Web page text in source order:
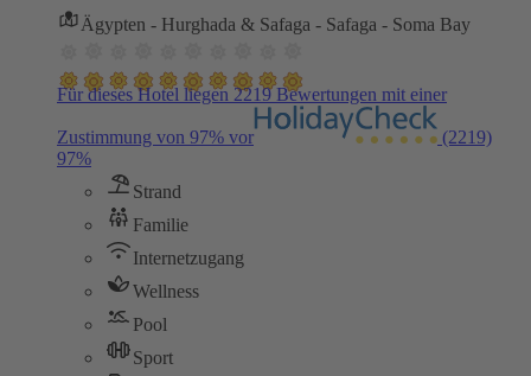
Ägypten - Hurghada & Safaga - Safaga - Soma Bay
Für dieses Hotel liegen 2219 Bewertungen mit einer
Zustimmung von 97% vor
(2219)
97%
Strand
Familie
Internetzugang
Wellness
Pool
Sport